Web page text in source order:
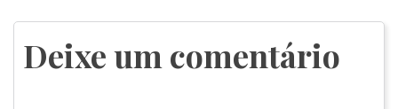
de
Post
Deixe um comentário